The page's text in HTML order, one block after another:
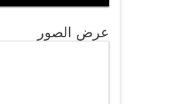
عرض الصور